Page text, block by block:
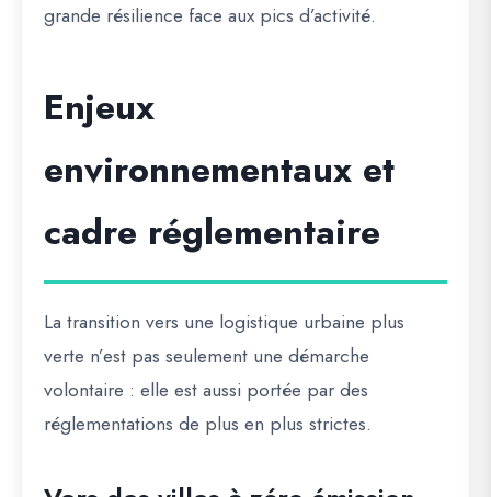
grande résilience face aux pics d’activité.
Enjeux
environnementaux et
cadre réglementaire
La transition vers une logistique urbaine plus
verte n’est pas seulement une démarche
volontaire : elle est aussi portée par des
réglementations de plus en plus strictes.